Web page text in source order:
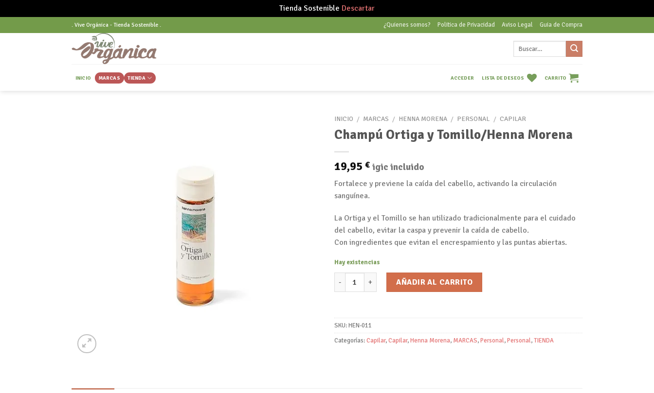
Tienda Sostenible Descartar
to
. Vive Orgánica - Tienda Sostenible . ¿Quienes somos? Politica de Privacidad Aviso Legal Guia de Compra
INICIO MARCAS TIENDA ACCEDER LISTA DE DESEOS CARRITO
INICIO / MARCAS / HENNA MORENA / PERSONAL / CAPILAR
Champú Ortiga y Tomillo/Henna Morena
19,95 € igic incluido
Fortalece y previene la caída del cabello, activando la circulación
sanguínea.
La Ortiga y el Tomillo se han utilizado tradicionalmente para el cuidado
del cabello, evitar la caspa y prevenir la caída de cabello.
Con ingredientes que evitan el encrespamiento y las puntas abiertas.
Hay existencias
Champú Ortiga y Tomillo/Henna Morena cantidad
AÑADIR AL CARRITO
SKU:HEN-011
Categorías:Capilar,Capilar,Henna Morena, MARCAS,Personal,Personal,TIENDA